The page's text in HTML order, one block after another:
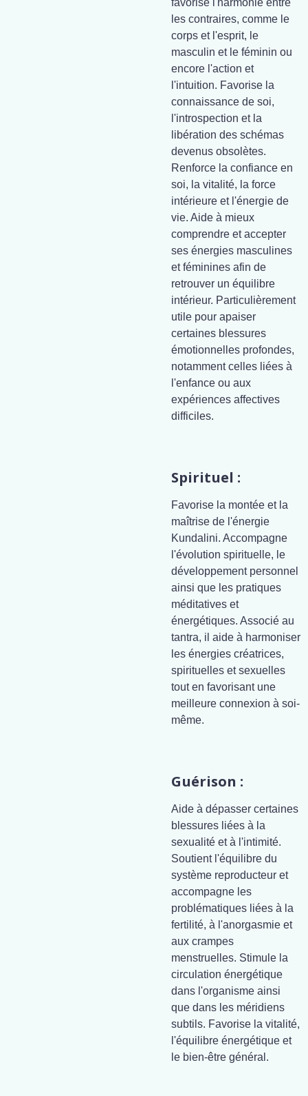
favorise l'harmonie entre
les contraires, comme le
corps et l'esprit, le
masculin et le féminin ou
encore l'action et
l'intuition. Favorise la
connaissance de soi,
l'introspection et la
libération des schémas
devenus obsolètes.
Renforce la confiance en
soi, la vitalité, la force
intérieure et l'énergie de
vie. Aide à mieux
comprendre et accepter
ses énergies masculines
et féminines afin de
retrouver un équilibre
intérieur. Particulièrement
utile pour apaiser
certaines blessures
émotionnelles profondes,
notamment celles liées à
l'enfance ou aux
expériences affectives
difficiles.
Spirituel :
Favorise la montée et la
maîtrise de l'énergie
Kundalini. Accompagne
l'évolution spirituelle, le
développement personnel
ainsi que les pratiques
méditatives et
énergétiques. Associé au
tantra, il aide à harmoniser
les énergies créatrices,
spirituelles et sexuelles
tout en favorisant une
meilleure connexion à soi-
même.
Guérison :
Aide à dépasser certaines
blessures liées à la
sexualité et à l'intimité.
Soutient l'équilibre du
système reproducteur et
accompagne les
problématiques liées à la
fertilité, à l'anorgasmie et
aux crampes
menstruelles. Stimule la
circulation énergétique
dans l'organisme ainsi
que dans les méridiens
subtils. Favorise la vitalité,
l'équilibre énergétique et
le bien-être général.